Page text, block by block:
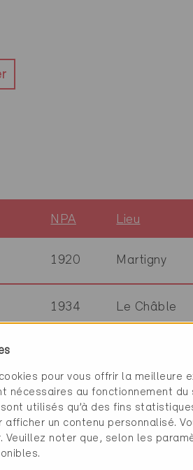
NPA Lieu
1920 Martigny
1934 Le Châble
1941 Vollèges
Bourg-St-
pour vous offrir la
nécessaires au fonctionnement
utilisés qu’à des fins
afficher un contenu personnalisé.
Veuillez noter que, selon les